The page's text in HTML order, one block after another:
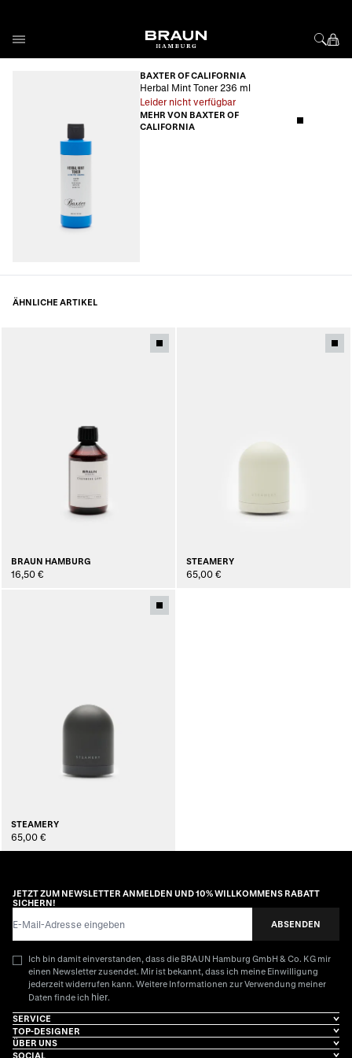
BAXTER OF CALIFORNIA
Herbal Mint Toner 236 ml
Leider nicht verfügbar
MEHR VON BAXTER OF
CALIFORNIA
ÄHNLICHE ARTIKEL
BRAUN HAMBURG
16,50 €
STEAMERY
65,00 €
STEAMERY
65,00 €
JETZT ZUM NEWSLETTER ANMELDEN UND 10% WILLKOMMENS RABATT
SICHERN!
ABSENDEN
Ich bin damit einverstanden, dass die BRAUN Hamburg GmbH & Co. KG mir
einen Newsletter zusendet. Mir ist bekannt, dass ich meine Einwilligung
jederzeit widerrufen kann. Weitere Informationen zur Verwendung meiner
Daten finde ich hier.
SERVICE
TOP-DESIGNER
ÜBER UNS
SOCIAL